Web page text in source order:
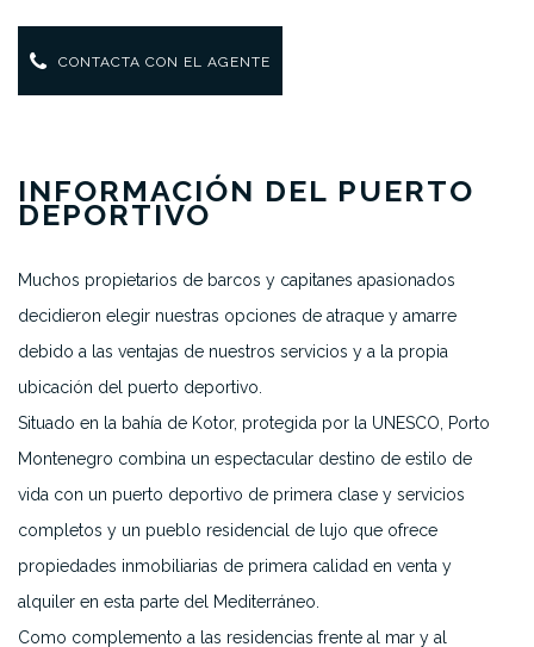
CONTACTA CON EL AGENTE
INFORMACIÓN DEL PUERTO
DEPORTIVO
Muchos propietarios de barcos y capitanes apasionados
decidieron elegir nuestras opciones de atraque y amarre
debido a las ventajas de nuestros servicios y a la propia
ubicación del puerto deportivo.
Situado en la bahía de Kotor, protegida por la UNESCO, Porto
Montenegro combina un espectacular destino de estilo de
vida con un puerto deportivo de primera clase y servicios
completos y un pueblo residencial de lujo que ofrece
propiedades inmobiliarias de primera calidad en venta y
alquiler en esta parte del Mediterráneo.
Como complemento a las residencias frente al mar y al